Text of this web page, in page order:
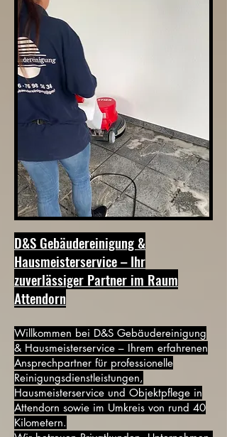
D&S Gebäudereinigung &
Hausmeisterservice – Ihr
zuverlässiger Partner im Raum
Attendorn
Willkommen bei D&S Gebäudereinigung
& Hausmeisterservice – Ihrem erfahrenen
Ansprechpartner für professionelle
Reinigungsdienstleistungen,
Hausmeisterservice und Objektpflege in
Attendorn sowie im Umkreis von rund 40
Kilometern.